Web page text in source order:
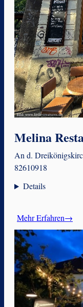
Melina
An d.
82610918
Details
Mehr Erfahren→